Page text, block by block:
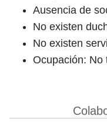
Ausencia de
No existen
No existen
Ocupación: No